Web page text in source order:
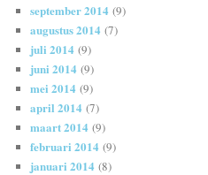
september 2014 (9)
augustus 2014 (7)
juli 2014 (9)
juni 2014 (9)
mei 2014 (9)
april 2014 (7)
maart 2014 (9)
februari 2014 (9)
januari 2014 (8)